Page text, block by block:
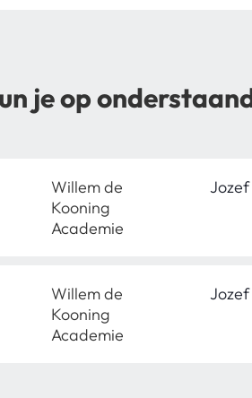
je op
Willem de
Kooning
Academie
Jozef
Willem de
Kooning
Academie
Jozef